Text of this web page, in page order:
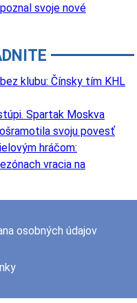
svoje nové
klubu: Čínsky tím KHL
Spartak Moskva
svoju povesť
hráčom:
vracia na
osobných údajov